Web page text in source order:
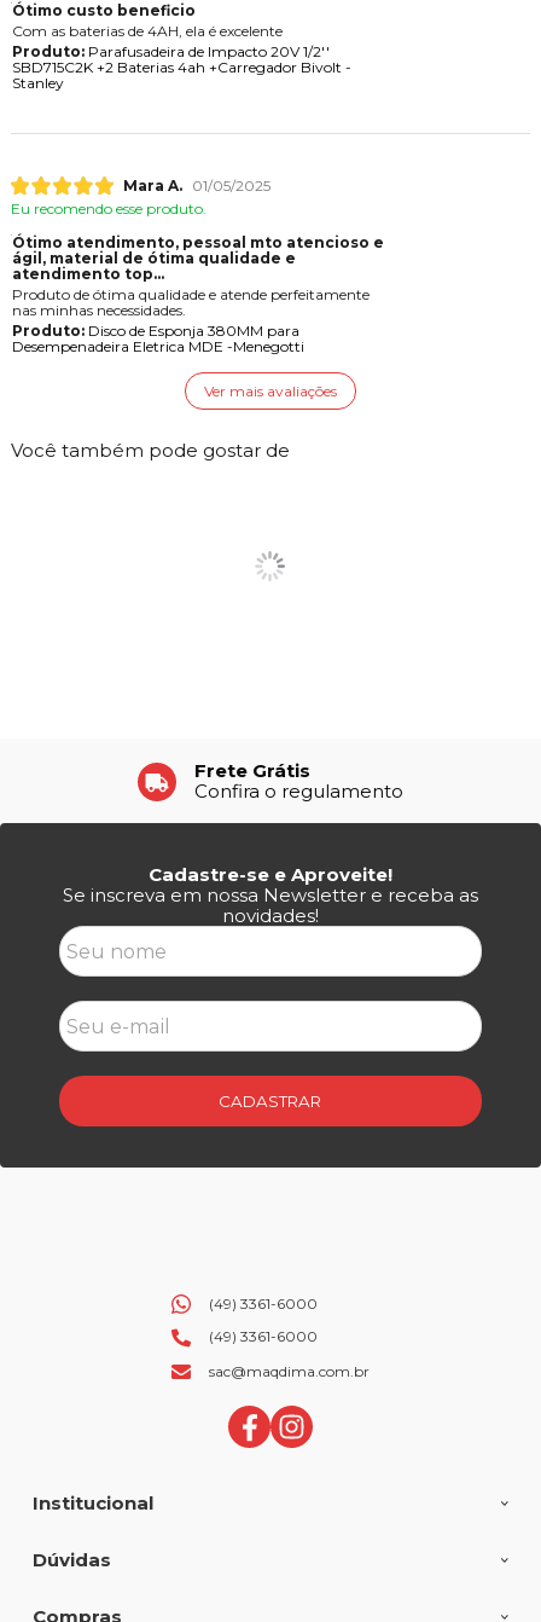
Ótimo custo beneficio
Com as baterias de 4AH, ela é excelente
Produto:Parafusadeira de Impacto 20V 1/2''
SBD715C2K +2 Baterias 4ah +Carregador Bivolt -
Stanley
Mara A.
01/05/2025
Eu recomendo esse produto.
Ótimo atendimento, pessoal mto atencioso e
gil, material de ótima qualidade e
atendimento top...
Produto de ótima qualidade e atende perfeitamente
nas minhas necessidades.
Produto:Disco de Esponja 380MM para
Desempenadeira Eletrica MDE -Menegotti
Ver mais avaliações
Você também pode gostar de
Frete Grátis
Confira o regulamento
Cadastre-se e Aproveite!
Se inscreva em nossa Newsletter e receba as
novidades!
CADASTRAR
Institucional
Dúvidas
Compras
(49) 3361-6000
(49) 3361-6000
sac@maqdima.com.br